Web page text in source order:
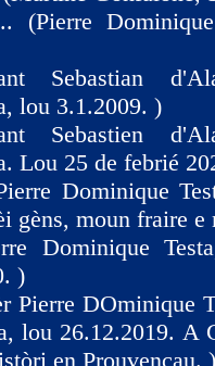
(Pierre
Sebastian
lou 3.1.2009. )
Sebastien
Lou 25 de febrié
Dominique
gèns, moun fraire e
Dominique
)
Pierre DOminique
lou 26.12.2019. A
en Prouvençau. )